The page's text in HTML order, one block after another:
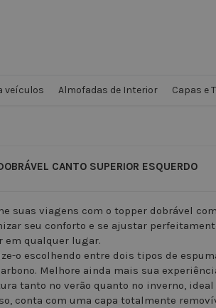
veículos Almofadas de Interior Capas e
CANTO SUPERIOR ESQUERDO
suas viagens com o topper dobrável
seu conforto e se ajustar
em qualquer lugar.
o escolhendo entre dois tipos de
Melhore ainda mais sua
tanto no verão quanto no inverno,
conta com uma capa totalmente